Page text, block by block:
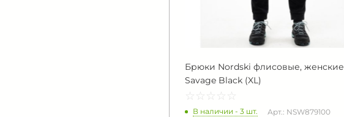
Брюки Nordski флисовые, женские
Savage Black (XL)
☆ ☆ ☆ ☆ ☆
★ ★ ★ ★ ★
В наличии - 3 шт. Арт.: NSW879100